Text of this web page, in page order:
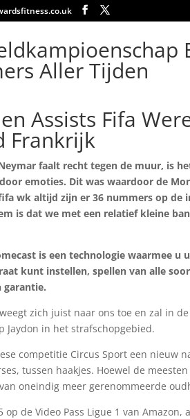
Aller Tijden
Assists Fifa
Frankrijk
faalt recht tegen de muur, is
emoties. Dit was waardoor de
wk altijd zijn er 36 nummers op de
is dat we met een relatief kleine
is een technologie waarmee
kunt instellen, spellen van alle
garantie.
zich juist naar ons toe en zal in
Jaydon in het strafschopgebied.
competitie Circus Sport een nieuw
tussen haakjes. Hoewel de
oneindig meer gerenommeerde
op de Video Pass Ligue 1 van